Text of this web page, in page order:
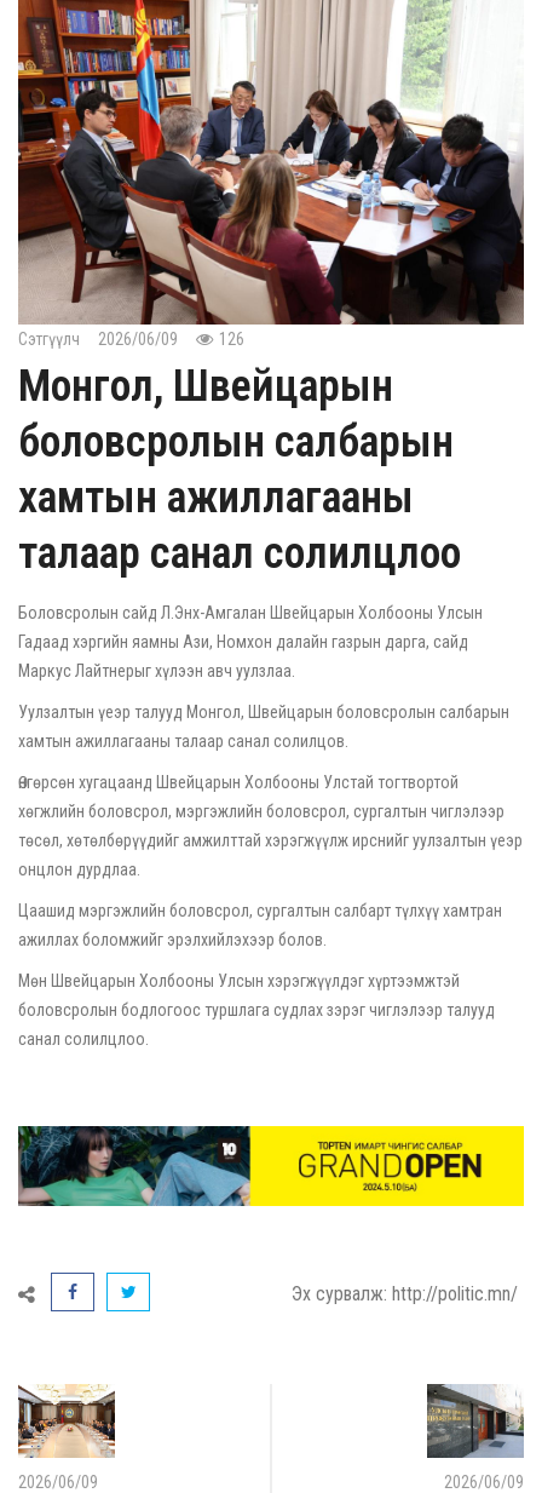
Сэтгүүлч 2026/06/09 126
Монгол, Швейцарын
боловсролын салбарын
хамтын ажиллагааны
талаар санал солилцлоо
Боловсролын сайд Л.Энх-Амгалан Швейцарын Холбооны Улсын
Гадаад хэргийн яамны Ази, Номхон далайн газрын дарга, сайд
Маркус Лайтнерыг хүлээн авч уулзлаа.
Уулзалтын үеэр талууд Монгол, Швейцарын боловсролын салбарын
хамтын ажиллагааны талаар санал солилцов.
Өнгөрсөн хугацаанд Швейцарын Холбооны Улстай тогтвортой
хөгжлийн боловсрол, мэргэжлийн боловсрол, сургалтын чиглэлээр
төсөл, хөтөлбөрүүдийг амжилттай хэрэгжүүлж ирснийг уулзалтын үеэр
онцлон дурдлаа.
Цаашид мэргэжлийн боловсрол, сургалтын салбарт түлхүү хамтран
ажиллах боломжийг эрэлхийлэхээр болов.
Мөн Швейцарын Холбооны Улсын хэрэгжүүлдэг хүртээмжтэй
боловсролын бодлогоос туршлага судлах зэрэг чиглэлээр талууд
санал солилцлоо.
Эх сурвалж: http://politic.mn/
2026/06/09
2026/06/09